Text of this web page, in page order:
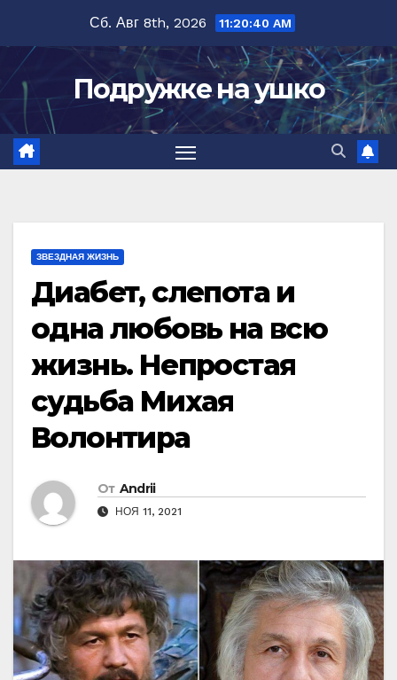
содержимому
Сб. Авг 8th, 2026 11:20:41 AM
Подружке на ушко
ЗВЕЗДНАЯ ЖИЗНЬ
Диабет, слепота и
одна любовь на всю
жизнь. Непростая
судьба Михая
Волонтира
От Andrii
НОЯ 11, 2021